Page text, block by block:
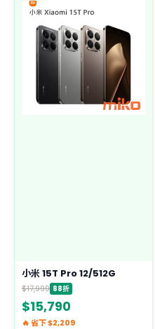
小米 15T Pro 12/512G
$17,999 88折
$15,790
🔥 省下 $2,209